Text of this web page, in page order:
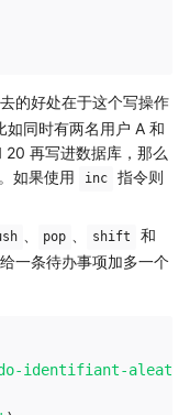
的好处在于这个写操作
如同时有两名用户 A 和
再写进数据库，那么
如果使用
inc
指令则
pop shift 和
一条待办事项加多一个
identifiant-